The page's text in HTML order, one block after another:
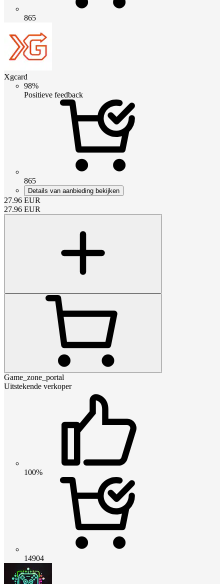
865
Xgcard
98%
Positieve feedback
865
Details van aanbieding bekijken
27.96 EUR
27.96 EUR
Game_zone_portal
Uitstekende verkoper
100%
14904